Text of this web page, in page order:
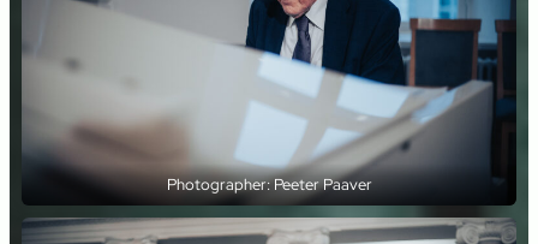
Photographer: Peeter Paaver